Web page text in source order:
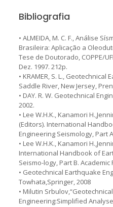
Bibliografia
• ALMEIDA, M. C. F., Análise
Brasileira: Aplicação a
Tese de Doutorado, COPPE/
Dez. 1997. 212p.
• KRAMER, S. L.,
Saddle River, New Jersey,
• DAY. R. W. Geotechnical
2002.
• Lee W.H.K., Kanamori
(Editors). International
Engineering Seismology, Part
• Lee W.H.K., Kanamori
International Handbook of
Seismo-logy, Part B. Academic
• Geotechnical Earthquake
Towhata,Springer, 2008
• Milutin
Engineering:Simplified